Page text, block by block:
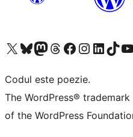
Mergi la contul nostru X (fost Twitter)
Vizitează contul nostru Bluesky
Vizitează contul nostru Mastodon
Vizitează contul nostru Threads
Vizitează pagina noastră Facebook
Vizitează-ne pe
Vizitează-ne pe
Vizitează contul
Codul este poezie.
The WordPress®
of the WordPress